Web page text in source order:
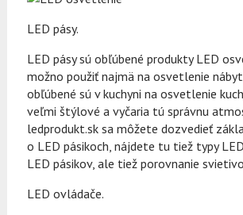
LED pásy.
LED pásy sú obľúbené produkty LED
možno použiť najmä na osvetlenie
obľúbené sú v kuchyni na osvetlenie
veľmi štýlové a vyčaria tú správnu
ledprodukt.sk sa môžete dozvedieť
o LED pásikoch, nájdete tu tiež typy
LED pásikov, ale tiež porovnanie
LED ovládače.